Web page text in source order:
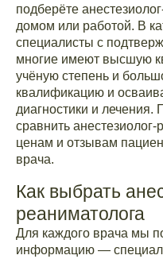
подберёте
домом или работой. В
специалисты с
многие имеют высшую
учёную степень и
квалификацию и
диагностики и
сравнить анестезиолог-
ценам и отзывам
врача.
Как выбрать
реаниматолога
Для каждого врача мы
информацию —